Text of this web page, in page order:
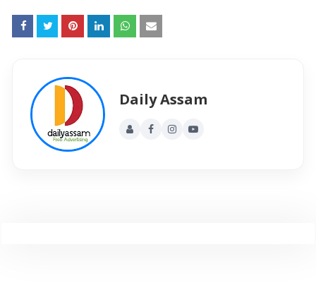
Daily Assam